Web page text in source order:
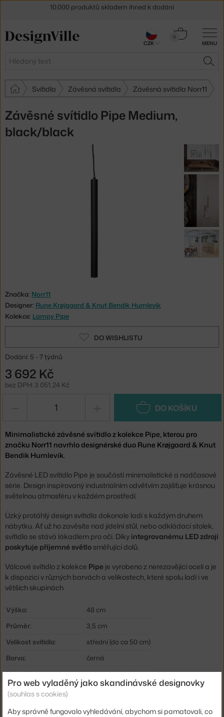
MENU
Hledat
0
Košík
Svítidla Závěsná svítidla Závěsná svítidla Norr11
Závěsné svítidlo Pipe Medium,
black/black
Značka: Norr11
Designer: Rune Krøjgaard & Knut Bendik Humlevik
Kolekce: Lampy Pipe
DO WISHLISTU
Dodání: 5 - 7 týdnů
3 692 Kč
bez DPH: 3 051,24 Kč
DO KOŠÍKU
Minimalistické závěsné svítidlo z kolekce Pipe, kterou pro
značku Norr11 navrhlo designérské duo Rune Krøjgaard & Knut
Bendik Humlevik.
Závěsné LED svítidlo Pipe je součástí minimalistické a nadčasové
série. Design inspirovaný industriálním odvětvím zajišťuje krásnou
světelnou atmosféru v každém prostředí.
Úzký protáhlý design svítidla dokonale ladí s každým druhem
nábytku. Ať už ho zavěsíte nad jídelní stůl, nebo odkládací stolek,
svítidlo se stává lákadlem pro oči. Díky integrovanému LED zdroji
poskytuje příjemné světlo směřující dolů.
Válcové svítidlo z kolekce Pipe je vyrobeno z nerezavějící oceli a je
k dispozici v různých barvách a velikostech, které spolu ladí i ve
větších skupinách.
Výška:
48 cm
Průměr:
3,5 cm
Velikost svítidla:
střední (do ca 50 cm)
Barva:
černá
Materiál:
nerezová ocel
Délka kabelu:
30 dní na vrácení zboží
CZK
Pro web vyladěný jako skandinávské designovky
(souhlas s cookies)
Aby správně fungovalo vyhledávání, abychom si pamatovali, co